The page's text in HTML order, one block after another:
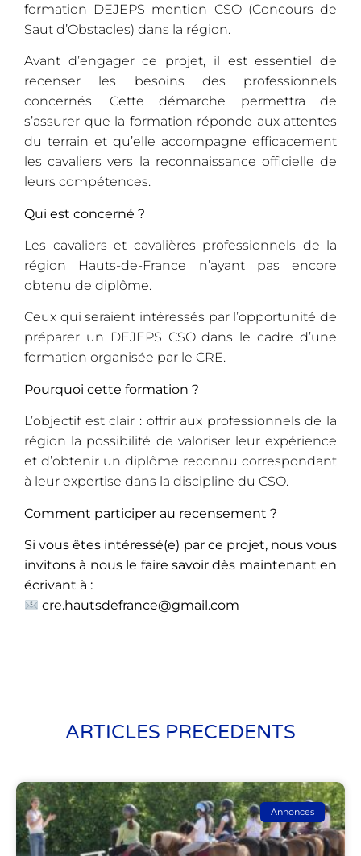
formation DEJEPS mention CSO (Concours de
Saut d’Obstacles) dans la région.
Avant d’engager ce projet, il est essentiel de
recenser les besoins des professionnels
concernés. Cette démarche permettra de
s’assurer que la formation réponde aux attentes
du terrain et qu’elle accompagne efficacement
les cavaliers vers la reconnaissance officielle de
leurs compétences.
Qui est concerné ?
Les cavaliers et cavalières professionnels de la
région Hauts-de-France n’ayant pas encore
obtenu de diplôme.
Ceux qui seraient intéressés par l’opportunité de
préparer un DEJEPS CSO dans le cadre d’une
formation organisée par le CRE.
Pourquoi cette formation ?
L’objectif est clair : offrir aux professionnels de la
région la possibilité de valoriser leur expérience
et d’obtenir un diplôme reconnu correspondant
à leur expertise dans la discipline du CSO.
Comment participer au recensement ?
Si vous êtes intéressé(e) par ce projet, nous vous
invitons à nous le faire savoir dès maintenant en
écrivant à :
cre.hautsdefrance@gmail.com
ARTICLES PRECEDENTS
Annonces